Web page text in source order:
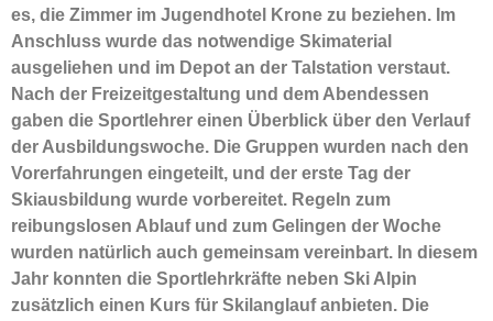
es, die Zimmer im Jugendhotel Krone zu beziehen. Im
Anschluss wurde das notwendige Skimaterial
ausgeliehen und im Depot an der Talstation verstaut.
Nach der Freizeitgestaltung und dem Abendessen
gaben die Sportlehrer einen Überblick über den Verlauf
der Ausbildungswoche. Die Gruppen wurden nach den
Vorerfahrungen eingeteilt, und der erste Tag der
Skiausbildung wurde vorbereitet. Regeln zum
reibungslosen Ablauf und zum Gelingen der Woche
wurden natürlich auch gemeinsam vereinbart. In diesem
Jahr konnten die Sportlehrkräfte neben Ski Alpin
zusätzlich einen Kurs für Skilanglauf anbieten. Die